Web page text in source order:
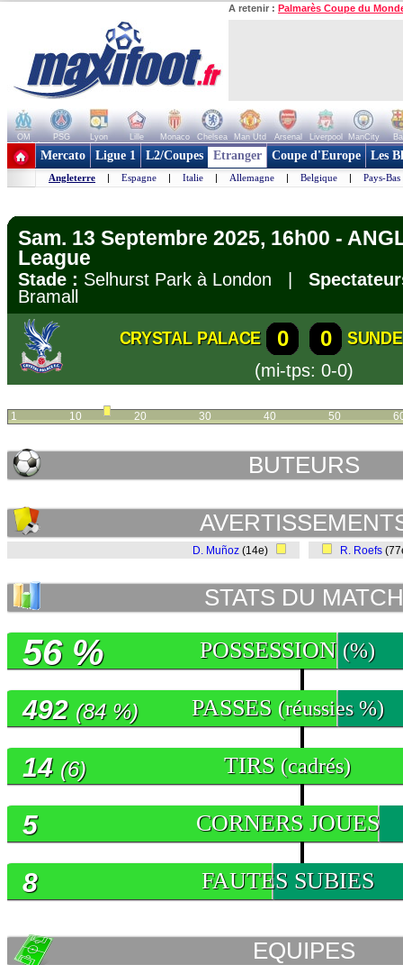
A retenir : Palmarès Coupe du
OM PSG Lyon Lille Monaco Chelsea Man Utd Arsenal Liverpool ManCity
+ de clubs
Mercato Ligue 1 L2/Coupes Etranger Coupe d'Europe Les
Angleterre | Espagne | Italie | Allemagne | Belgique | Pays-Bas
Sam. 13 Septembre 2025, 16h00 -
League
Stade : Selhurst Park à London |
Bramall
CRYSTAL PALACE 0 0
(mi-tps: 0-0)
1 10 20 30 40 50
BUTEURS
D. Muñoz (14e) R. Roefs
STATS DU MATCH
POSSESSION (%)
56 %
PASSES (réussies %)
492 (84 %)
TIRS (cadrés)
14 (6)
CORNERS JOUES
5
FAUTES SUBIES
8
EQUIPES